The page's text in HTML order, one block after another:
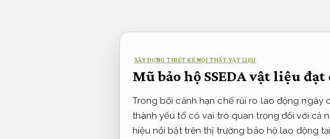
XÂY DỰNG THIẾT KẾ NỘI THẤT VẬT LIỆU
Mũ bảo hộ SSEDA vật liệu
Trong bối cảnh hạn chế rủi ro lao động
thành yếu tố có vai trò quan trọng đối với cả
hiệu nổi bật trên thị trường bảo hộ lao động